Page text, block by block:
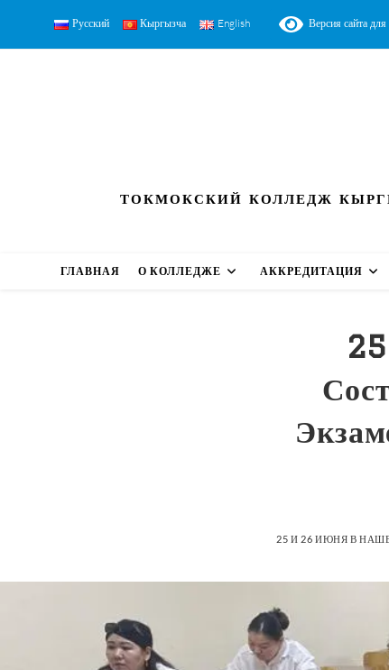
Русский Кыргызча English Версия сайта
ТОКМОКСКИЙ КОЛЛЕДЖ
ГЛАВНАЯ О КОЛЛЕДЖЕ АККРЕДИТАЦИЯ
25 И 26 ИЮНЯ В